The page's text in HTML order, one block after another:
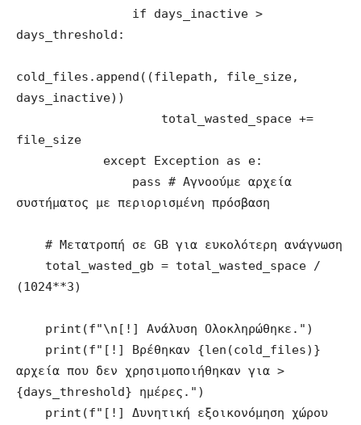
days_threshold:
cold_files.append((filepath, file_size,
days_inactive))
file_size
συστήματος με περιορισμένη πρόσβαση
(1024**3)
αρχεία που δεν χρησιμοποιήθηκαν για >
{days_threshold} ημέρες.")